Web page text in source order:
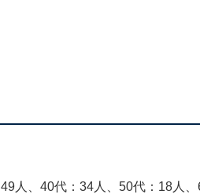
人、40代：34人、50代：18人